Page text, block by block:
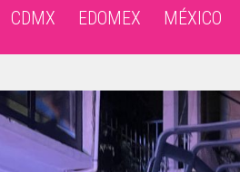
CDMX EDOMEX MÉXICO